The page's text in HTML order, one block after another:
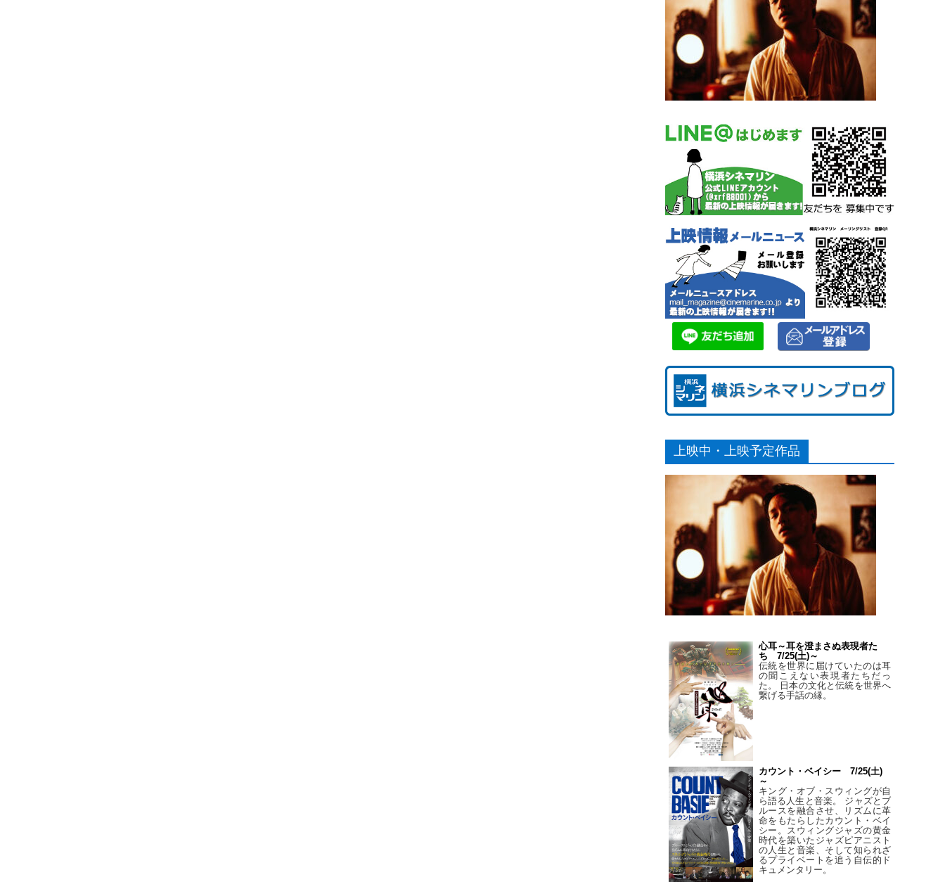
上映中・上映予定作品
心耳～耳を澄まさぬ表現者た
ち 7/25(土)～
伝統を世界に届けていたのは耳
の聞こえない表現者たちだっ
た。 日本の文化と伝統を世界へ
繋げる手話の縁。
カウント・ベイシー 7/25(土)
～
キング・オブ・スウィングが自
ら語る人生と音楽。 ジャズとブ
ルースを融合させ、リズムに革
命をもたらしたカウント・ベイ
シー。スウィングジャズの黄金
時代を築いたジャズピアニスト
の人生と音楽、そして知られざ
るプライベートを追う自伝的ド
キュメンタリー。